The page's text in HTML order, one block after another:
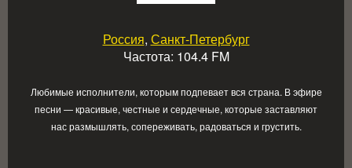
Россия, Санкт-Петербург
Частота: 104.4 FM
Любимые исполнители, которым подпевает вся страна. В эфире
песни — красивые, честные и сердечные, которые заставляют
нас размышлять, сопереживать, радоваться и грустить.